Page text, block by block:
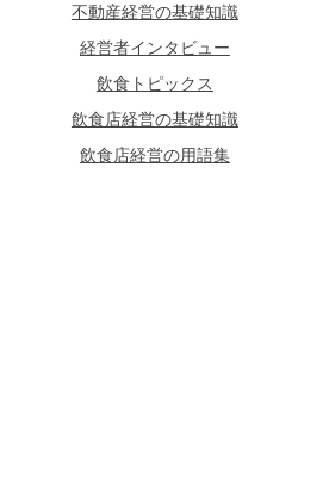
不動産経営の基礎知識
経営者インタビュー
飲食トピックス
飲食店経営の基礎知識
飲食店経営の用語集